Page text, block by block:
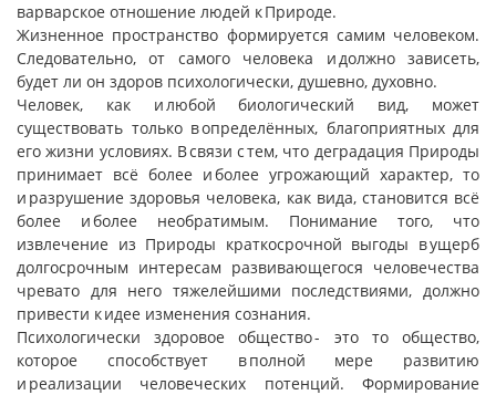
варварское отношение людей к Природе.
Жизненное пространство формируется самим человеком.
Следовательно, от самого человека и должно зависеть,
будет ли он здоров психологически, душевно, духовно.
Человек, как и любой биологический вид, может
существовать только в определённых, благоприятных для
его жизни условиях. В связи с тем, что деградация Природы
принимает всё более и более угрожающий характер, то
и разрушение здоровья человека, как вида, становится всё
более и более необратимым. Понимание того, что
извлечение из Природы краткосрочной выгоды в ущерб
долгосрочным интересам развивающегося человечества
чревато для него тяжелейшими последствиями, должно
привести к идее изменения сознания.
Психологически здоровое общество - это то общество,
которое способствует в полной мере развитию
и реализации человеческих потенций. Формирование